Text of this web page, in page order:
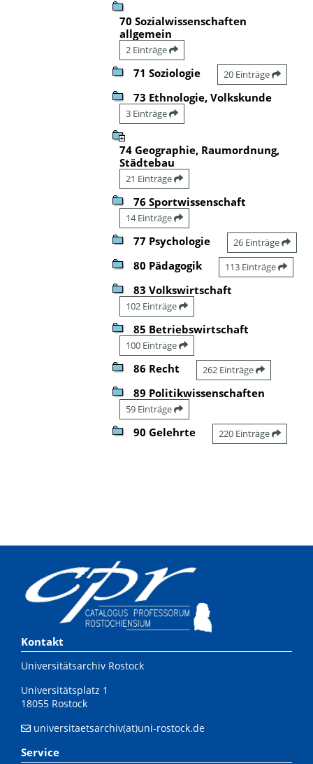
70 Sozialwissenschaften
allgemein
2 Einträge
71 Soziologie 20 Einträge
73 Ethnologie, Volkskunde
3 Einträge
74 Geographie, Raumordnung,
Städtebau
21 Einträge
76 Sportwissenschaft
14 Einträge
77 Psychologie 26 Einträge
80 Pädagogik 113 Einträge
83 Volkswirtschaft
102 Einträge
85 Betriebswirtschaft
100 Einträge
86 Recht 262 Einträge
89 Politikwissenschaften
59 Einträge
90 Gelehrte 220 Einträge
Kontakt
Universitätsarchiv Rostock
Universitätsplatz 1
18055 Rostock
universitaetsarchiv(at)uni-rostock.de
Service